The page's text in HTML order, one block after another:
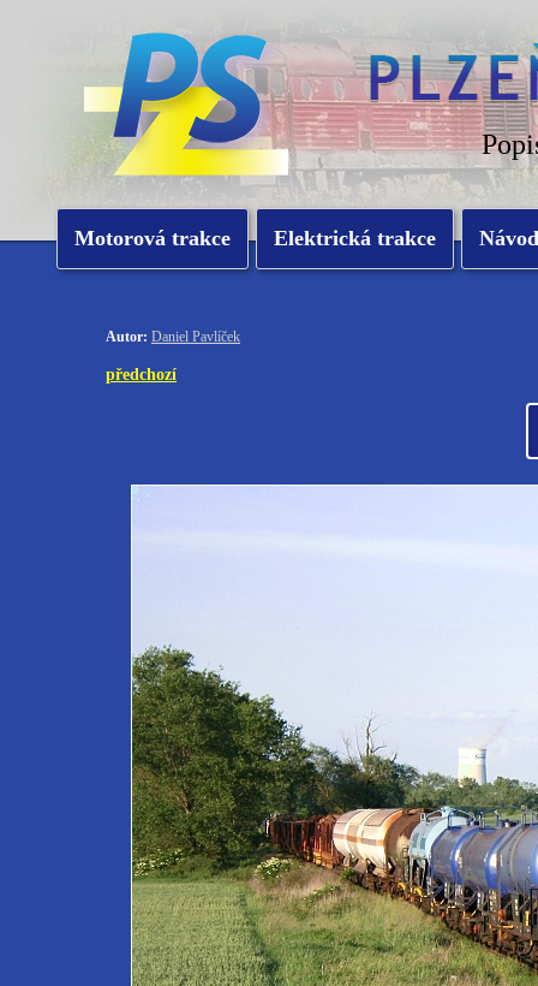
Motorová trakce Elektrická trakce
Autor: Daniel Pavlíček
předchozí